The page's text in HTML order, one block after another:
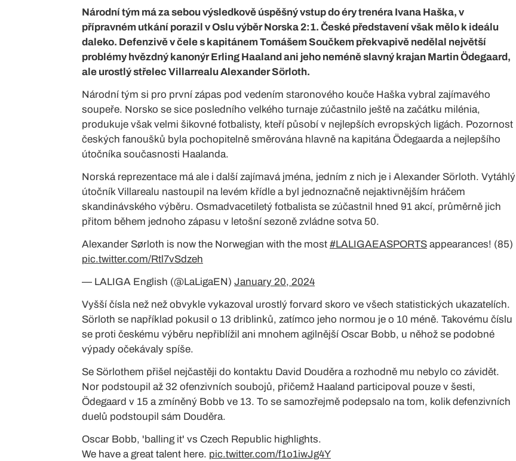
Národní tým má za sebou výsledkově úspěšný vstup do éry trenéra Ivana Haška, v
přípravném utkání porazil v Oslu výběr Norska 2:1. České představení však mělo k ideálu
daleko. Defenzivě v čele s kapitánem Tomášem Součkem překvapivě nedělal největší
problémy hvězdný kanonýr Erling Haaland ani jeho neméně slavný krajan Martin Ödegaard,
ale urostlý střelec Villarrealu Alexander Sörloth.
Národní tým si pro první zápas pod vedením staronového kouče Haška vybral zajímavého
soupeře. Norsko se sice posledního velkého turnaje zúčastnilo ještě na začátku milénia,
produkuje však velmi šikovné fotbalisty, kteří působí v nejlepších evropských ligách. Pozornost
českých fanoušků byla pochopitelně směrována hlavně na kapitána Ödegaarda a nejlepšího
útočníka současnosti Haalanda.
Norská reprezentace má ale i další zajímavá jména, jedním z nich je i Alexander Sörloth. Vytáhlý
útočník Villarealu nastoupil na levém křídle a byl jednoznačně nejaktivnějším hráčem
skandinávského výběru. Osmadvacetiletý fotbalista se zúčastnil hned 91 akcí, průměrně jich
přitom během jednoho zápasu v letošní sezoně zvládne sotva 50.
Alexander Sørloth is now the Norwegian with the most #LALIGAEASPORTS appearances! (85)
pic.twitter.com/Rtl7vSdzeh
— LALIGA English (@LaLigaEN) January 20, 2024
Vyšší čísla než než obvykle vykazoval urostlý forvard skoro ve všech statistických ukazatelích.
Sörloth se například pokusil o 13 driblinků, zatímco jeho normou je o 10 méně. Takovému číslu
se proti českému výběru nepřiblížil ani mnohem agilnější Oscar Bobb, u něhož se podobné
výpady očekávaly spíše.
Se Sörlothem přišel nejčastěji do kontaktu David Douděra a rozhodně mu nebylo co závidět.
Nor podstoupil až 32 ofenzivních soubojů, přičemž Haaland participoval pouze v šesti,
Ödegaard v 15 a zmíněný Bobb ve 13. To se samozřejmě podepsalo na tom, kolik defenzivních
duelů podstoupil sám Douděra.
Oscar Bobb, 'balling it' vs Czech Republic highlights.
We have a great talent here. pic.twitter.com/f1o1iwJg4Y